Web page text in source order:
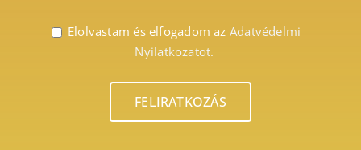
Elolvastam és elfogadom az Adatvédelmi
Nyilatkozatot.